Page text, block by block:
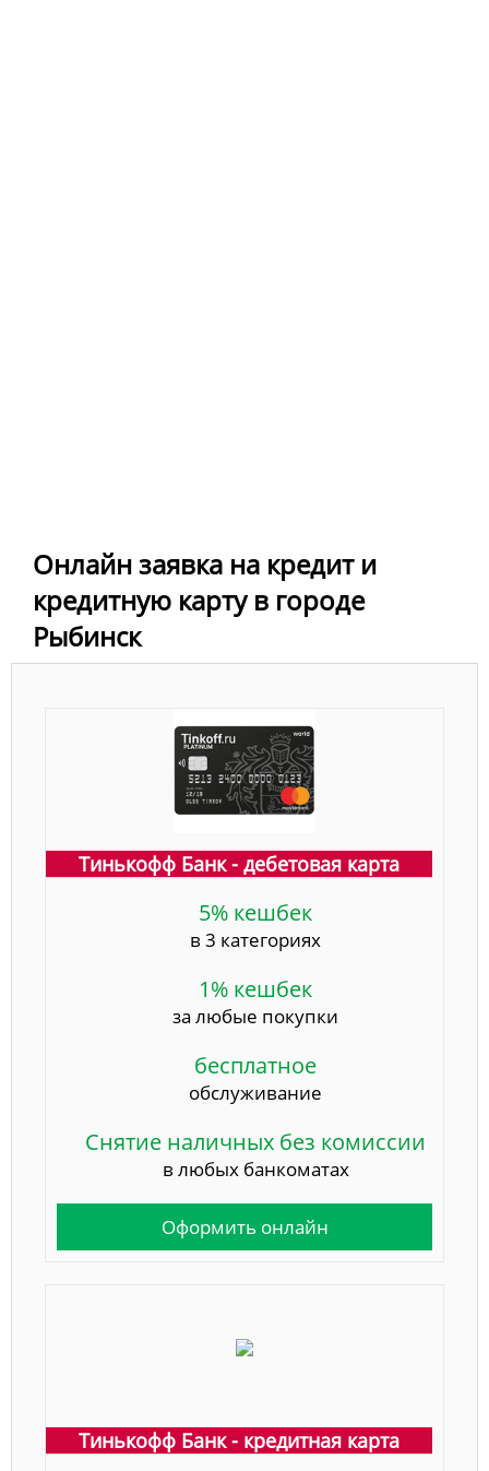
Онлайн заявка на кредит и
кредитную карту в городе
Рыбинск
Тинькофф Банк - дебетовая карта
5% кешбек
в 3 категориях
1% кешбек
за любые покупки
бесплатное
обслуживание
Снятие наличных без комиссии
в любых банкоматах
Оформить онлайн
Тинькофф Банк - кредитная карта